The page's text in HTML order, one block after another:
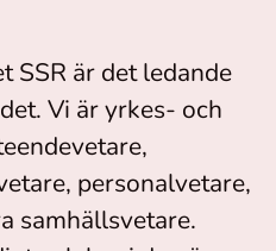
SSR är det ledande
Vi är yrkes- och
personalvetare,
samhällsvetare.